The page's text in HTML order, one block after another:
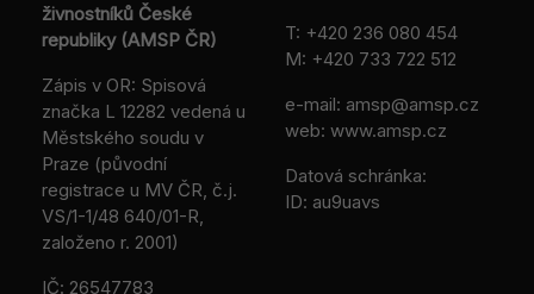
živnostníků České
republiky (AMSP ČR)
Zápis v OR: Spisová
značka L 12282 vedená u
Městského soudu v
Praze (původní
registrace u MV ČR, č.j.
VS/1-1/48 640/01-R,
založeno r. 2001)
IČ: 26547783
T: +420 236 080 454
M: +420 733 722 512
e-mail: amsp@amsp.cz
web: www.amsp.cz
Datová schránka:
ID: au9uavs